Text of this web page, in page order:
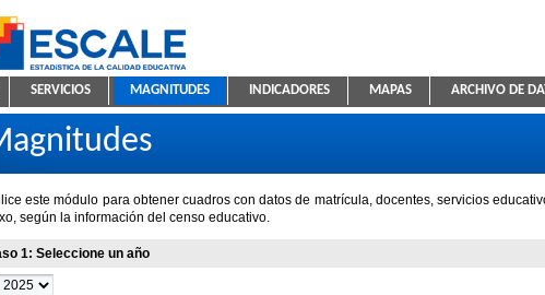
- Unidad de Estadística Educativa
de la Educación
SERVICIOS MAGNITUDES INDICADORES MAPAS ARCHIVO DE
este módulo para obtener cuadros con datos de matrícula, docentes, servicios
según la información del censo educativo.
1: Seleccione un año